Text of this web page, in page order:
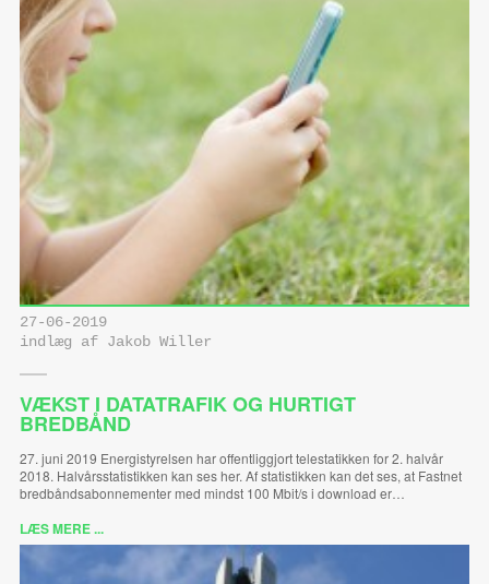
27-06-2019
indlæg af Jakob Willer
VÆKST I DATATRAFIK OG HURTIGT
BREDBÅND
27. juni 2019 Energistyrelsen har offentliggjort telestatikken for 2. halvår
2018. Halvårsstatistikken kan ses her. Af statistikken kan det ses, at Fastnet
bredbåndsabonnementer med mindst 100 Mbit/s i download er…
LÆS MERE ...